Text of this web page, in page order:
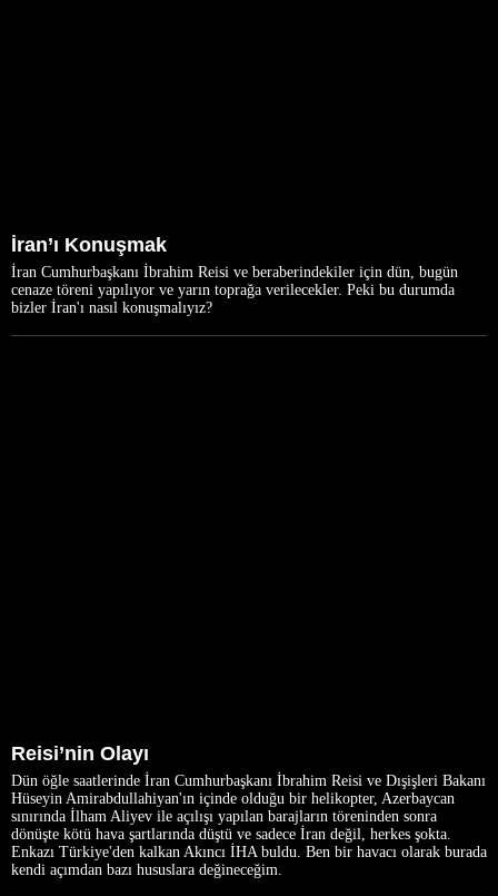
İran’ı Konuşmak
İran Cumhurbaşkanı İbrahim Reisi ve beraberindekiler için dün, bugün
cenaze töreni yapılıyor ve yarın toprağa verilecekler. Peki bu durumda
bizler İran'ı nasıl konuşmalıyız?
Reisi’nin Olayı
Dün öğle saatlerinde İran Cumhurbaşkanı İbrahim Reisi ve Dışişleri Bakanı
Hüseyin Amirabdullahiyan'ın içinde olduğu bir helikopter, Azerbaycan
sınırında İlham Aliyev ile açılışı yapılan barajların töreninden sonra
dönüşte kötü hava şartlarında düştü ve sadece İran değil, herkes şokta.
Enkazı Türkiye'den kalkan Akıncı İHA buldu. Ben bir havacı olarak burada
kendi açımdan bazı hususlara değineceğim.